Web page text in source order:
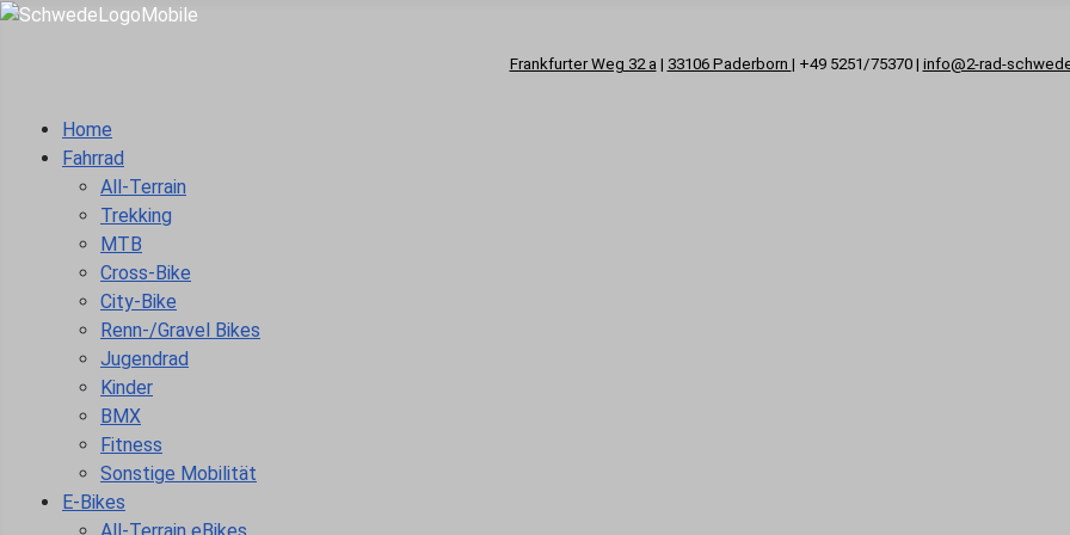
Frankfurter Weg 32 a | 33106 Paderborn | +49 5251/75370 | info@2-rad-
Home
Fahrrad
All-Terrain
Trekking
MTB
Cross-Bike
City-Bike
Renn-/Gravel Bikes
Jugendrad
Kinder
BMX
Fitness
Sonstige Mobilität
E-Bikes